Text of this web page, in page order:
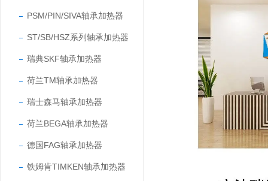
PSM/PIN/SIVA轴承加热器
ST/SB/HSZ系列轴承加热器
瑞典SKF轴承加热器
荷兰TM轴承加热器
瑞士森马轴承加热器
荷兰BEGA轴承加热器
德国FAG轴承加热器
铁姆肯TIMKEN轴承加热器